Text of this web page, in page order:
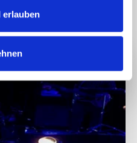
erlaubenWeiters findet man